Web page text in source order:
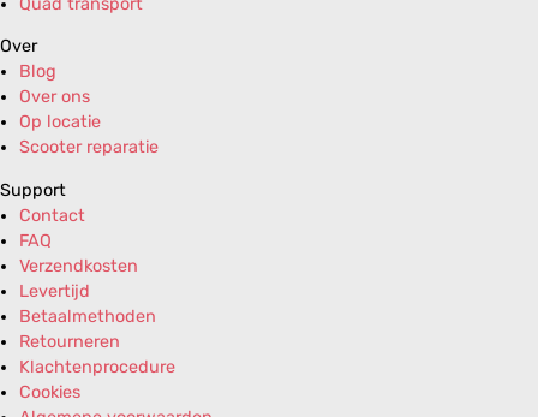
Over
Blog
Over ons
Op locatie
Scooter reparatie
Support
Contact
FAQ
Verzendkosten
Levertijd
Betaalmethoden
Retourneren
Klachtenprocedure
Cookies